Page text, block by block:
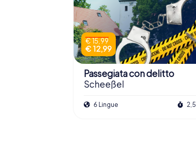
€ 15,99
€ 12,99
Passegiata con delitto
Scheeßel
6 Lingue